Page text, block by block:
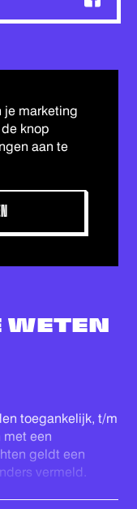
je marketing
knop
aan te
WETEN
toegankelijk, t/m
met een
geldt een
vermeld.